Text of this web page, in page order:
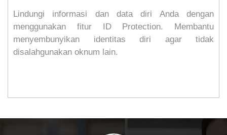
Lindungi informasi dan data diri Anda dengan
menggunakan fitur ID Protection. Membantu
menyembunyikan identitas diri agar tidak
disalahgunakan oknum lain.